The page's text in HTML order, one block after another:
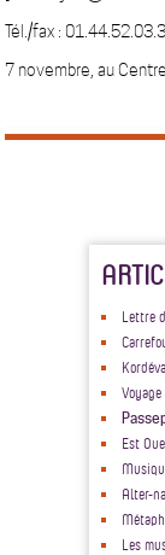
Tél./fax :
7 novembre, au
Lettre
Est
Alter-
Les